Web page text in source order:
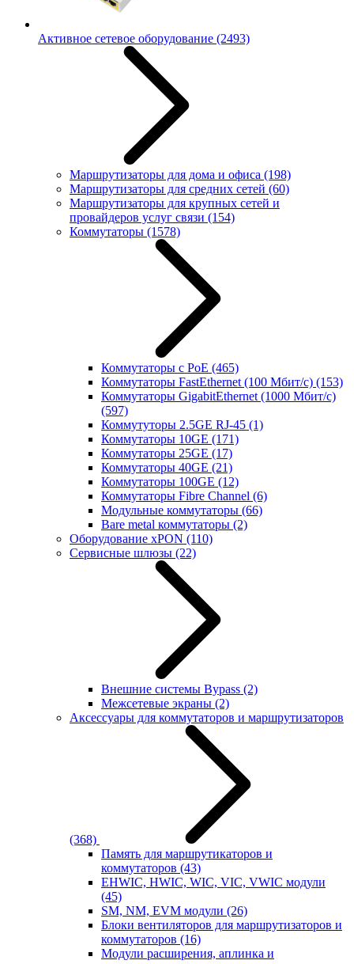
Активное сетевое оборудование (2493)
Маршрутизаторы для дома и офиса (198)
Маршрутизаторы для средних сетей (60)
Маршрутизаторы для крупных сетей и
провайдеров услуг связи (154)
Коммутаторы (1578)
Коммутаторы с PoE (465)
Коммутаторы FastEthernet (100 Мбит/с) (153)
Коммутаторы GigabitEthernet (1000 Мбит/с)
(597)
Коммутуторы 2.5GE RJ-45 (1)
Коммутаторы 10GE (171)
Коммутаторы 25GE (17)
Коммутаторы 40GE (21)
Коммутаторы 100GE (12)
Коммутаторы Fibre Channel (6)
Модульные коммутаторы (66)
Bare metal коммутаторы (2)
Оборудование xPON (110)
Сервисные шлюзы (22)
Внешние системы Bypass (2)
Межсетевые экраны (2)
Аксессуары для коммутаторов и маршрутизаторов
(368)
Память для маршрутикаторов и
коммутаторов (43)
EHWIC, HWIC, WIC, VIC, VWIC модули
(45)
SM, NM, EVM модули (26)
Блоки вентиляторов для маршрутизаторов и
коммутаторов (16)
Модули расширения, аплинка и